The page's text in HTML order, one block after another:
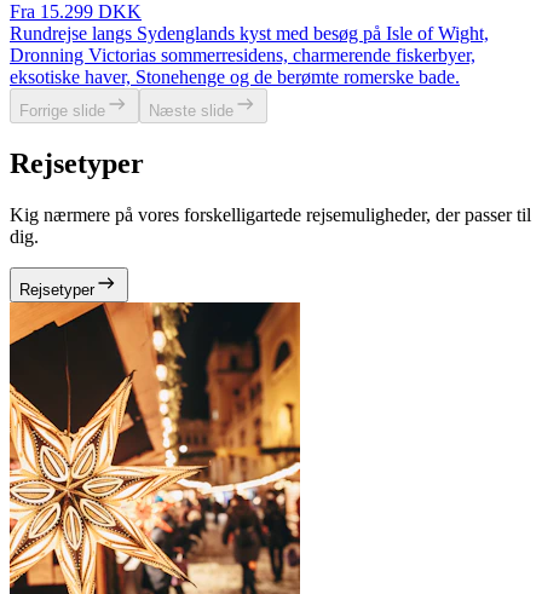
Fra 15.299 DKK
Rundrejse langs Sydenglands kyst med besøg på Isle of Wight,
Dronning Victorias sommerresidens, charmerende fiskerbyer,
eksotiske haver, Stonehenge og de berømte romerske bade.
Forrige slide Næste slide
Rejsetyper
Kig nærmere på vores forskelligartede rejsemuligheder, der passer til
dig.
Rejsetyper